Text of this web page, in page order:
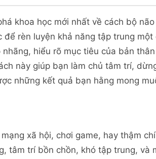
khoa học mới nhất về cách bộ
rèn luyện khả năng tập trung một
hiểu rõ mục tiêu của bản
này giúp bạn làm chủ tâm trí,
những kết quả bạn hằng mong
xã hội, chơi game, hay thậm
tâm trí bồn chồn, khó tập trung, và